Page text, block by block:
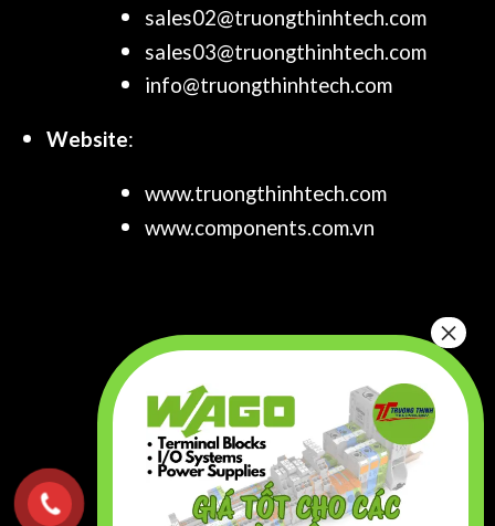
sales02@truongthinhtech.com
sales03@truongthinhtech.com
info@truongthinhtech.com
Website:
www.truongthinhtech.com
www.components.com.vn